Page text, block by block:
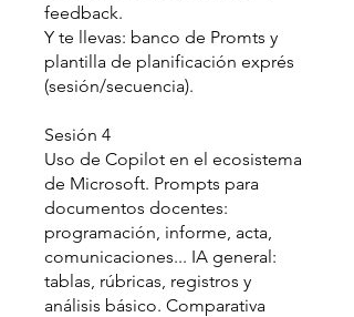
feedback.
Y te llevas: banco de Promts y
plantilla de planificación exprés
(sesión/secuencia).
Sesión 4
Uso de Copilot en el ecosistema
de Microsoft. Prompts para
documentos docentes:
programación, informe, acta,
comunicaciones... IA general:
tablas, rúbricas, registros y
análisis básico. Comparativa